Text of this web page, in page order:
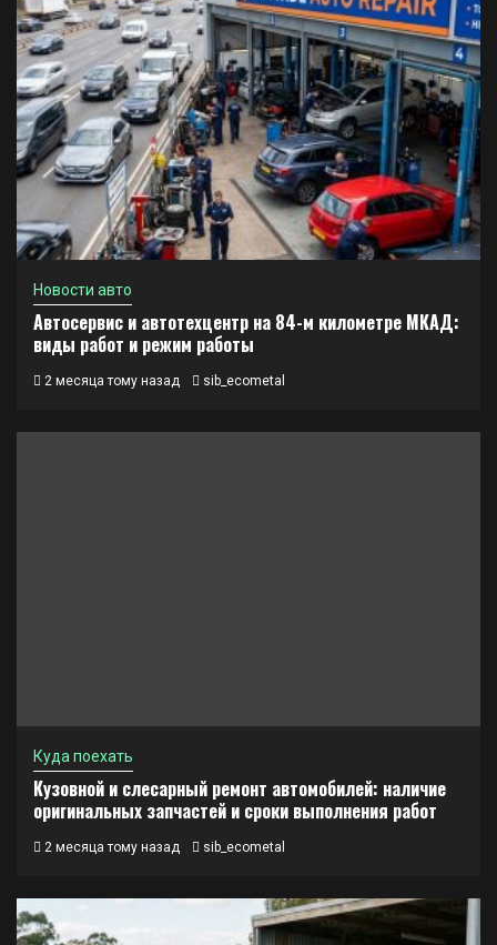
Новости авто
Автосервис и автотехцентр на 84-м километре МКАД:
виды работ и режим работы
2 месяца тому назад sib_ecometal
Куда поехать
Кузовной и слесарный ремонт автомобилей: наличие
оригинальных запчастей и сроки выполнения работ
2 месяца тому назад sib_ecometal